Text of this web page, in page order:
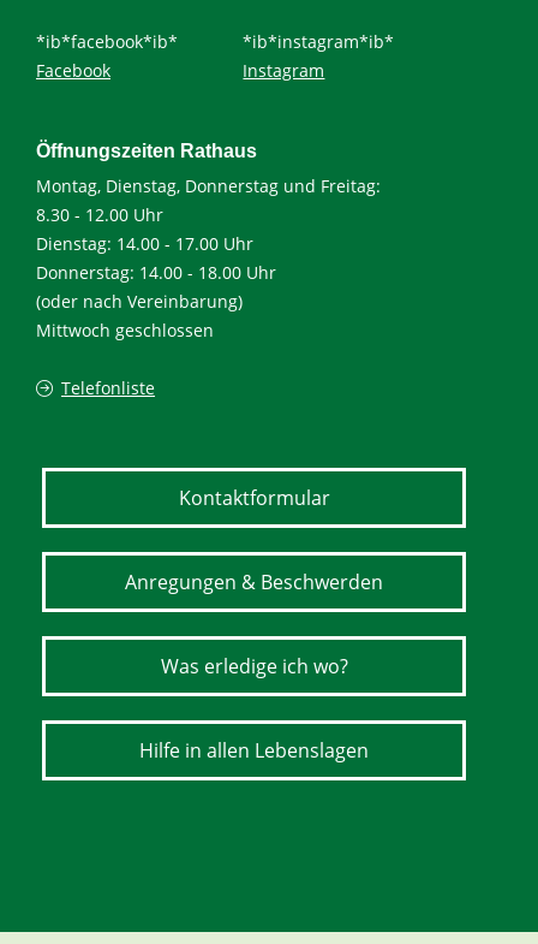
*ib*facebook*ib*
Facebook
*ib*instagram*ib*
Instagram
Öffnungszeiten Rathaus
Montag, Dienstag, Donnerstag und Freitag:
8.30 - 12.00 Uhr
Dienstag: 14.00 - 17.00 Uhr
Donnerstag: 14.00 - 18.00 Uhr
(oder nach Vereinbarung)
Mittwoch geschlossen
Telefonliste
Kontaktformular
Anregungen & Beschwerden
Was erledige ich wo?
Hilfe in allen Lebenslagen